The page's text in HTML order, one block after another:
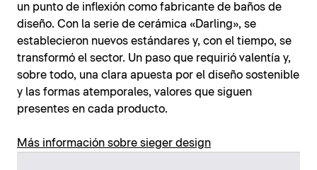
un punto de inflexión como fabricante de baños de
diseño. Con la serie de cerámica «Darling», se
establecieron nuevos estándares y, con el tiempo, se
transformó el sector. Un paso que requirió valentía y,
sobre todo, una clara apuesta por el diseño sostenible
y las formas atemporales, valores que siguen
presentes en cada producto.
Más información sobre sieger design